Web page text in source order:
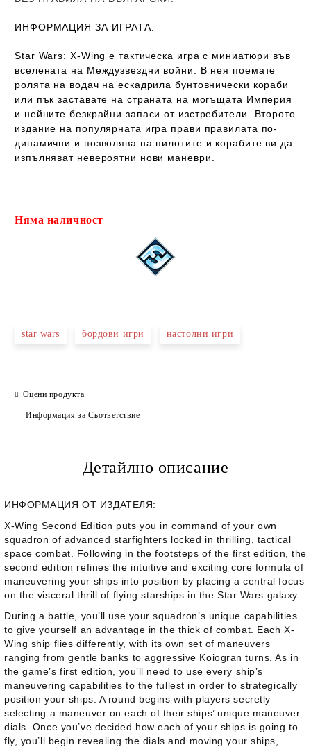
ИНФОРМАЦИЯ ЗА ИГРАТА:
Star Wars: X-Wing e тактическа игра с миниатюри във
вселената на Междузвездни войни. В нея поемате
ролята на водач на ескадрила бунтовнически кораби
или пък заставате на страната на могъщата Империя
и нейните безкрайни запаси от изстребители. Второто
издание на популярната игра прави правилата по-
динамични и позволява на пилотите и корабите ви да
изпълняват невероятни нови маневри.
Няма наличност
star wars бордови игри настолни игри
Оцени продукта
Информация за Съответствие
Детайлно описание
ИНФОРМАЦИЯ ОТ ИЗДАТЕЛЯ:
X-Wing Second Edition puts you in command of your own
squadron of advanced starfighters locked in thrilling, tactical
space combat. Following in the footsteps of the first edition, the
second edition refines the intuitive and exciting core formula of
maneuvering your ships into position by placing a central focus
on the visceral thrill of flying starships in the Star Wars galaxy.
During a battle, you’ll use your squadron’s unique capabilities
to give yourself an advantage in the thick of combat. Each X-
Wing ship flies differently, with its own set of maneuvers
ranging from gentle banks to aggressive Koiogran turns. As in
the game’s first edition, you’ll need to use every ship’s
maneuvering capabilities to the fullest in order to strategically
position your ships. A round begins with players secretly
selecting a maneuver on each of their ships’ unique maneuver
dials. Once you’ve decided how each of your ships is going to
fly, you’ll begin revealing the dials and moving your ships,